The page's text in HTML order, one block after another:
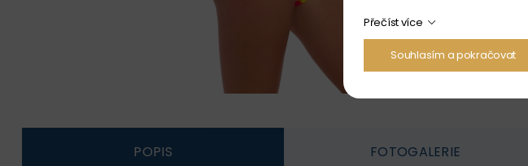
POPIS FOTOGALERIE
Přečíst více
Souhlasím a pokračovat